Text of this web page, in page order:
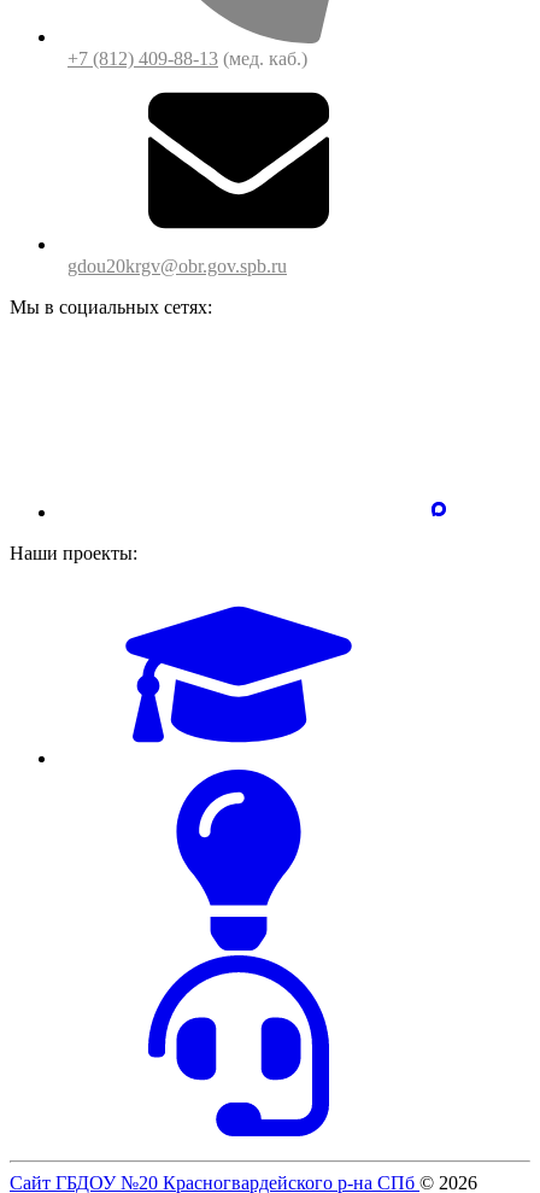
+7 (812) 409-88-13 (мед. каб.)
gdou20krgv@obr.gov.spb.ru
Мы в социальных сетях:
Наши проекты:
Сайт ГБДОУ №20 Красногвардейского р-на СПб © 2026